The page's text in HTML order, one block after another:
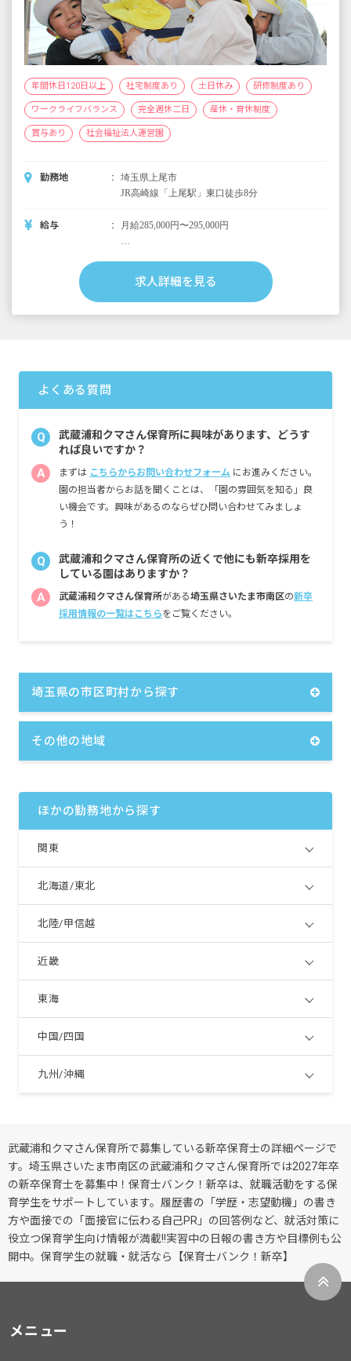
年間休日120日以上 社宅制度あり 土日休み 研修制度あり
ワークライフバランス 完全週休二日 産休・育休制度
賞与あり 社会福祉法人運営園
勤務地
埼玉県上尾市
JR高崎線「上尾駅」東口徒歩8分
給与 月給285,000円〜295,000円
昇給年1回
交通費全額支給
求人詳細を見る
よくある質問
Q
武蔵浦和クマさん保育所に興味があります、どうす
れば良いですか？
A まずは こちらからお問い合わせフォーム にお進みください。
園の担当者からお話を聞くことは、「園の雰囲気を知る」良
い機会です。興味があるのならぜひ問い合わせてみましょ
う！
Q
武蔵浦和クマさん保育所の近くで他にも新卒採用を
している園はありますか？
A 武蔵浦和クマさん保育所がある埼玉県さいたま市南区の新卒
採用情報の一覧はこちらをご覧ください。
埼玉県の市区町村から探す
その他の地域
ほかの勤務地から探す
関東
北海道/東北
北陸/甲信越
近畿
東海
中国/四国
九州/沖縄
武蔵浦和クマさん保育所で募集している新卒保育士の詳細ページで
す。埼玉県さいたま市南区の武蔵浦和クマさん保育所では2027年卒
の新卒保育士を募集中！保育士バンク！新卒は、就職活動をする保
育学生をサポートしています。履歴書の「学歴・志望動機」の書き
方や面接での「面接官に伝わる自己PR」の回答例など、就活対策に
役立つ保育学生向け情報が満載!!実習中の日報の書き方や目標例も公
開中。保育学生の就職・就活なら【保育士バンク！新卒】
メニュー